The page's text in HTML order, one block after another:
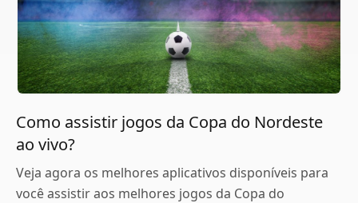
Como assistir jogos da Copa do Nordeste
ao vivo?
Veja agora os melhores aplicativos disponíveis para
você assistir aos melhores jogos da Copa do